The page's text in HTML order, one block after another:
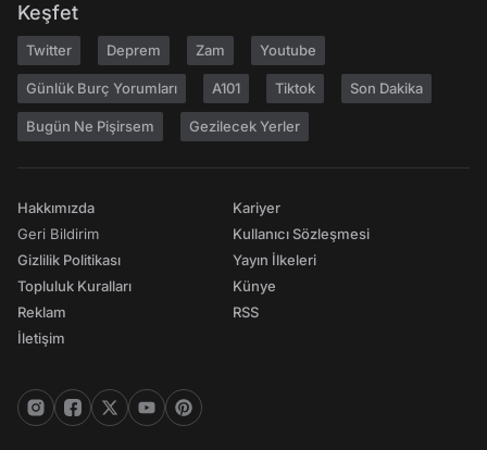
Keşfet
Twitter Deprem Zam Youtube
Günlük Burç Yorumları A101 Tiktok Son Dakika
Bugün Ne Pişirsem Gezilecek Yerler
Hakkımızda
Geri Bildirim
Gizlilik Politikası
Topluluk Kuralları
Reklam
İletişim
Kariyer
Kullanıcı Sözleşmesi
Yayın İlkeleri
Künye
RSS